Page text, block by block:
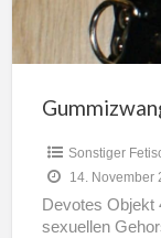
Sonstiger
14. November
Devotes Objekt
sexuellen